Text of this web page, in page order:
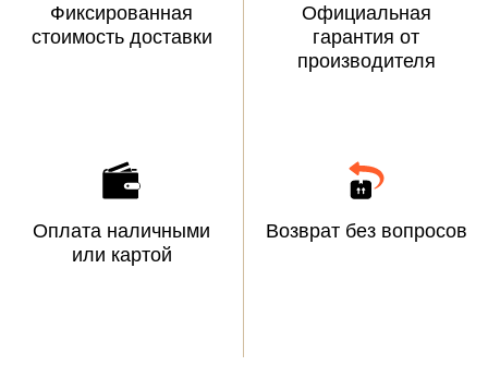
Фиксированная
стоимость доставки
Официальная
гарантия от
производителя
Оплата наличными
или картой
Возврат без вопросов